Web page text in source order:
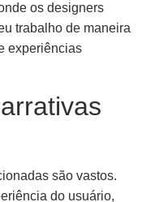
os designers
trabalho de maneira
experiências
são vastos.
do usuário,